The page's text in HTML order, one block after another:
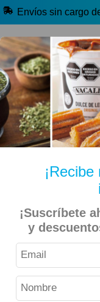
¡Suscríbete
y
Envíos sin cargo
🔥 Alfajores y
🧉 Clásicos
Inicio Kiosko Dulce y
Epuyen – Alfajor de